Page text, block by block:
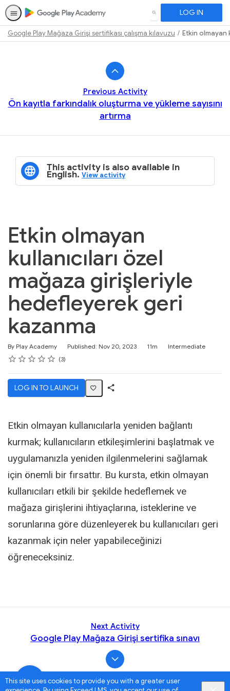
This site uses cookies to provide you with a greater user
SEARCH LOG IN
Google Play Mağaza Girişi sertifikası çalışma kılavuzu Etkin olmayan
Previous Activity
Ön kayıtla farkındalık oluşturma ve yükleme sayısını
artırma
This activity is also available in
English.View activity
Etkin olmayan
kullanıcıları özel
mağaza girişleriyle
hedefleyerek geri
kazanma
By Play Academy Published: Nov 20, 2023
Duration 11m
Difficulty
Intermediate
Rating
1 star
2 stars
3 stars
4 stars
5 stars
Average rating: 4.7 3
3 reviews
LOG IN TO LAUNCH
Etkin olmayan kullanıcılarla yeniden bağlantı
kurmak; kullanıcıların etkileşimlerini başlatmak ve
uygulamanızla yeniden ilgilenmelerini sağlamak
için önemli bir fırsattır. Bu kursta, etkin olmayan
kullanıcıları etkili bir şekilde hedeflemek ve
mağaza girişlerini ihtiyaçlarına, isteklerine ve
sorunlarına göre düzenleyerek bu kullanıcıları geri
kazanmak için neler yapabileceğinizi
öğreneceksiniz.
Next Activity
Google Play Mağaza Girişi sertifika sınavı